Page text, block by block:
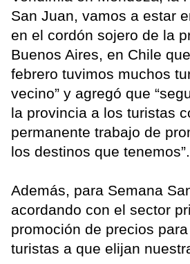
San Juan, vamos a estar
en el cordón sojero de la
Buenos Aires, en Chile
febrero tuvimos muchos
vecino” y agregó que
la provincia a los turistas
permanente trabajo de
los destinos que tenemos”.
Además, para Semana
acordando con el sector
promoción de precios
turistas a que elijan